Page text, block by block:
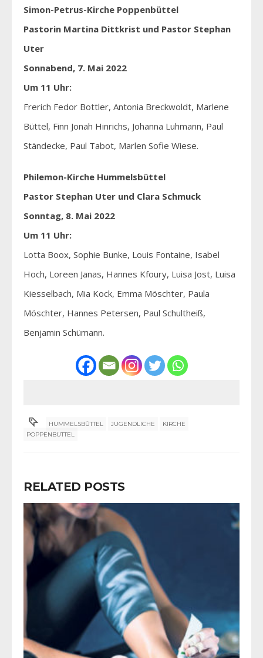
Simon-Petrus-Kirche Poppenbüttel
Pastorin Martina Dittkrist und Pastor Stephan
Uter
Sonnabend, 7. Mai 2022
Um 11 Uhr:
Frerich Fedor Bottler, Antonia Breckwoldt, Marlene
Büttel, Finn Jonah Hinrichs, Johanna Luhmann, Paul
Ständecke, Paul Tabot, Marlen Sofie Wiese.
Philemon-Kirche Hummelsbüttel
Pastor Stephan Uter und Clara Schmuck
Sonntag, 8. Mai 2022
Um 11 Uhr:
Lotta Boox, Sophie Bunke, Louis Fontaine, Isabel
Hoch, Loreen Janas, Hannes Kfoury, Luisa Jost, Luisa
Kiesselbach, Mia Kock, Emma Möschter, Paula
Möschter, Hannes Petersen, Paul Schultheiß,
Benjamin Schümann.
HUMMELSBÜTTEL JUGENDLICHE
KIRCHE
POPPENBÜTTEL
RELATED POSTS